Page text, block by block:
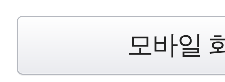
모바일